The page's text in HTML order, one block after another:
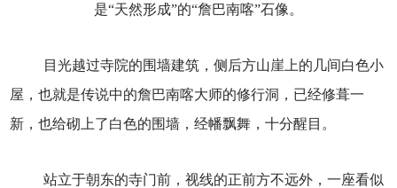
是“天然形成”的“詹巴南喀”石像。
目光越过寺院的围墙建筑，侧后方山崖上的几间白色小
屋，也就是传说中的詹巴南喀大师的修行洞，已经修葺一
新，也给砌上了白色的围墙，经幡飘舞，十分醒目。
站立于朝东的寺门前，视线的正前方不远外，一座看似